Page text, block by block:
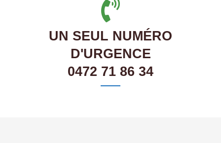
UN SEUL NUMÉRO
D'URGENCE
0472 71 86 34